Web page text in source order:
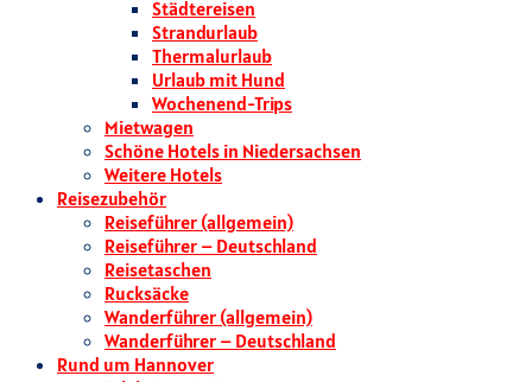
Städtereisen
Strandurlaub
Thermalurlaub
Urlaub mit Hund
Wochenend-Trips
Mietwagen
Schöne Hotels in Niedersachsen
Weitere Hotels
Reisezubehör
Reiseführer (allgemein)
Reiseführer – Deutschland
Reisetaschen
Rucksäcke
Wanderführer (allgemein)
Wanderführer – Deutschland
Rund um Hannover